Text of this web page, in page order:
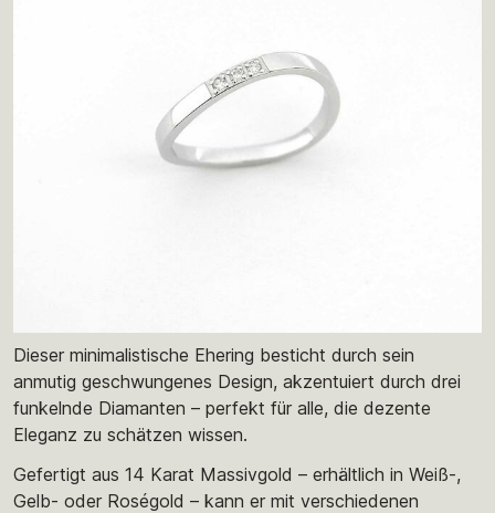
Dieser minimalistische Ehering besticht durch sein
anmutig geschwungenes Design, akzentuiert durch drei
funkelnde Diamanten – perfekt für alle, die dezente
Eleganz zu schätzen wissen.
Gefertigt aus 14 Karat Massivgold – erhältlich in Weiß-,
Gelb- oder Roségold – kann er mit verschiedenen